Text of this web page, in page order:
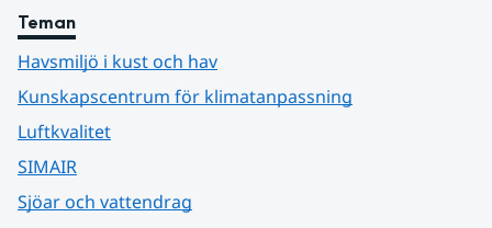
Teman
Havsmiljö i kust och hav
Kunskapscentrum för klimatanpassning
Luftkvalitet
SIMAIR
Sjöar och vattendrag